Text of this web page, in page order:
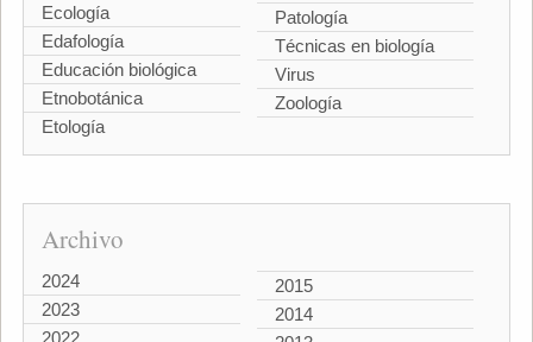
Ecología
Edafología
Educación biológica
Etnobotánica
Etología
Patología
Técnicas en biología
Virus
Zoología
Archivo
2024
2023
2022
2015
2014